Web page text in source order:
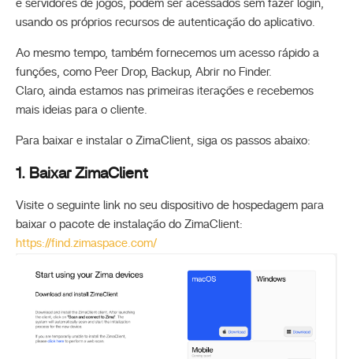
e servidores de jogos, podem ser acessados sem fazer login,
usando os próprios recursos de autenticação do aplicativo.
Ao mesmo tempo, também fornecemos um acesso rápido a
funções, como Peer Drop, Backup, Abrir no Finder.
Claro, ainda estamos nas primeiras iterações e recebemos
mais ideias para o cliente.
Para baixar e instalar o ZimaClient, siga os passos abaixo:
1. Baixar ZimaClient
Visite o seguinte link no seu dispositivo de hospedagem para
baixar o pacote de instalação do ZimaClient:
https://find.zimaspace.com/